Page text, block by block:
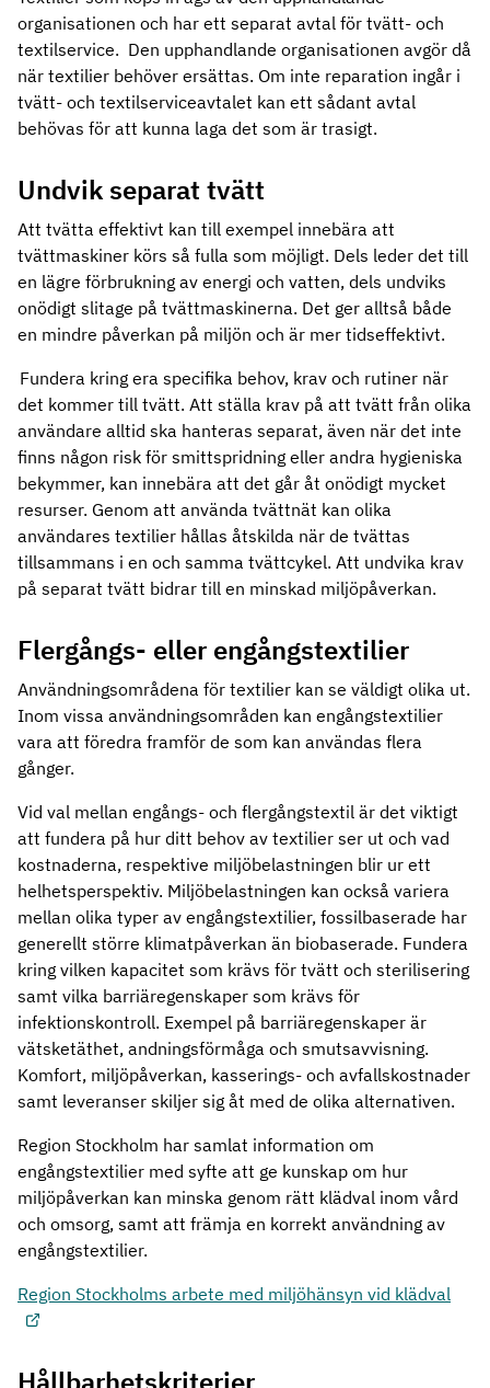
organisationen och har ett separat avtal för tvätt- och
textilservice. Den upphandlande organisationen avgör då
när textilier behöver ersättas. Om inte reparation ingår i
tvätt- och textilserviceavtalet kan ett sådant avtal
behövas för att kunna laga det som är trasigt.
Undvik separat tvätt
Att tvätta effektivt kan till exempel innebära att
tvättmaskiner körs så fulla som möjligt. Dels leder det till
en lägre förbrukning av energi och vatten, dels undviks
onödigt slitage på tvättmaskinerna. Det ger alltså både
en mindre påverkan på miljön och är mer tidseffektivt.
Fundera kring era specifika behov, krav och rutiner när
det kommer till tvätt. Att ställa krav på att tvätt från olika
användare alltid ska hanteras separat, även när det inte
finns någon risk för smittspridning eller andra hygieniska
bekymmer, kan innebära att det går åt onödigt mycket
resurser. Genom att använda tvättnät kan olika
användares textilier hållas åtskilda när de tvättas
tillsammans i en och samma tvättcykel. Att undvika krav
på separat tvätt bidrar till en minskad miljöpåverkan.
Flergångs- eller engångstextilier
Användningsområdena för textilier kan se väldigt olika ut.
Inom vissa användningsområden kan engångstextilier
vara att föredra framför de som kan användas flera
gånger.
Vid val mellan engångs- och flergångstextil är det viktigt
att fundera på hur ditt behov av textilier ser ut och vad
kostnaderna, respektive miljöbelastningen blir ur ett
helhetsperspektiv. Miljöbelastningen kan också variera
mellan olika typer av engångstextilier, fossilbaserade har
generellt större klimatpåverkan än biobaserade. Fundera
kring vilken kapacitet som krävs för tvätt och sterilisering
samt vilka barriäregenskaper som krävs för
infektionskontroll. Exempel på barriäregenskaper är
vätsketäthet, andningsförmåga och smutsavvisning.
Komfort, miljöpåverkan, kasserings- och avfallskostnader
samt leveranser skiljer sig åt med de olika alternativen.
Region Stockholm har samlat information om
engångstextilier med syfte att ge kunskap om hur
miljöpåverkan kan minska genom rätt klädval inom vård
och omsorg, samt att främja en korrekt användning av
engångstextilier.
Region Stockholms arbete med miljöhänsyn vid klädval